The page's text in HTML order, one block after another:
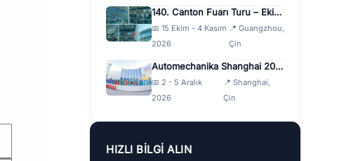
140. Canton Fuarı Turu – Ekim 2026
📅 15 Ekim - 4 Kasım
2026
📍 Guangzhou,
Çin
Automechanika Shanghai 2026 Fuar Turu
📅 2 - 5 Aralık
2026
📍 Shanghai,
Çin
HIZLI BILGI ALIN